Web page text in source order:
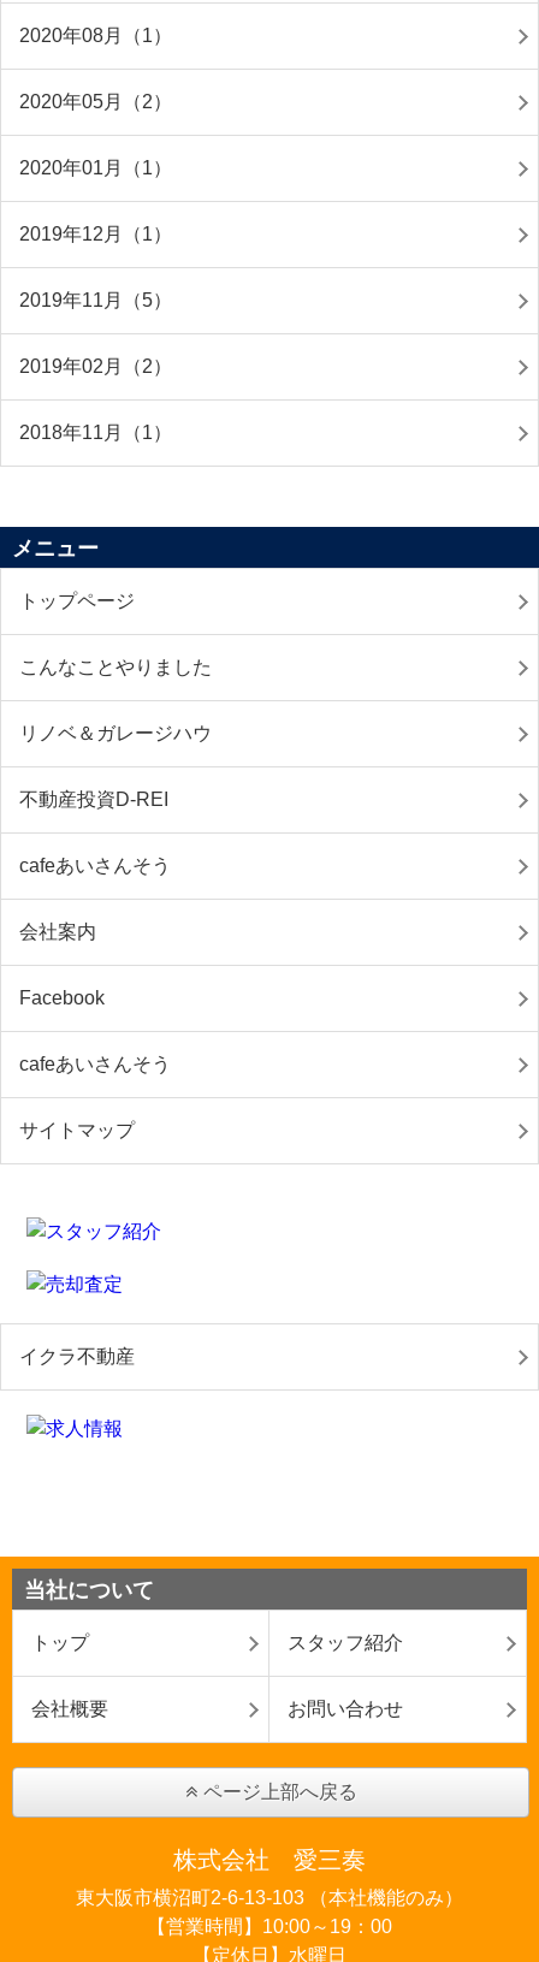
2020年08月（1）
2020年05月（2）
2020年01月（1）
2019年12月（1）
2019年11月（5）
2019年02月（2）
2018年11月（1）
メニュー
トップページ
こんなことやりました
リノベ＆ガレージハウ
不動産投資D-REI
cafeあいさんそう
会社案内
Facebook
cafeあいさんそう
サイトマップ
イクラ不動産
当社について
トップ スタッフ紹介
会社概要 お問い合わせ
ページ上部へ戻る
株式会社 愛三奏
東大阪市横沼町2-6-13-103 （本社機能のみ）
【営業時間】10:00～19：00
【定休日】水曜日